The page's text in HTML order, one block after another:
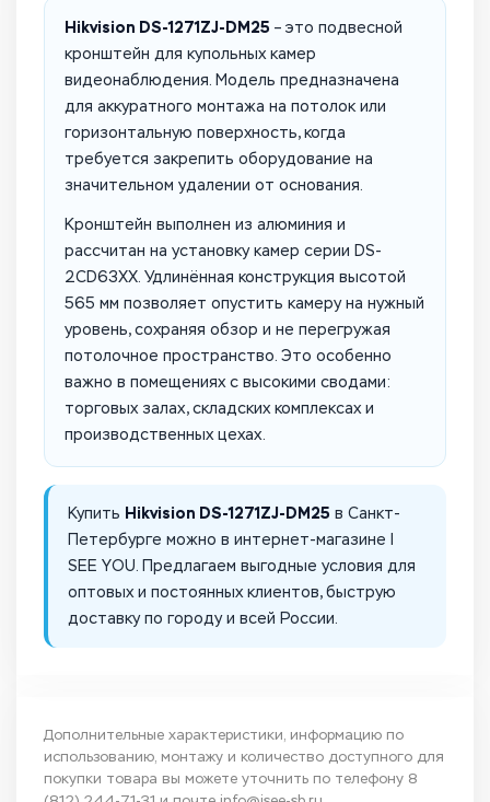
Hikvision DS-1271ZJ-DM25 – это подвесной
кронштейн для купольных камер
видеонаблюдения. Модель предназначена
для аккуратного монтажа на потолок или
горизонтальную поверхность, когда
требуется закрепить оборудование на
значительном удалении от основания.
Кронштейн выполнен из алюминия и
рассчитан на установку камер серии DS-
2CD63XX. Удлинённая конструкция высотой
565 мм позволяет опустить камеру на нужный
уровень, сохраняя обзор и не перегружая
потолочное пространство. Это особенно
важно в помещениях с высокими сводами:
торговых залах, складских комплексах и
производственных цехах.
Купить Hikvision DS-1271ZJ-DM25 в Санкт-
Петербурге можно в интернет-магазине I
SEE YOU. Предлагаем выгодные условия для
оптовых и постоянных клиентов, быструю
доставку по городу и всей России.
Дополнительные характеристики, информацию по
использованию, монтажу и количество доступного для
покупки товара вы можете уточнить по телефону 8